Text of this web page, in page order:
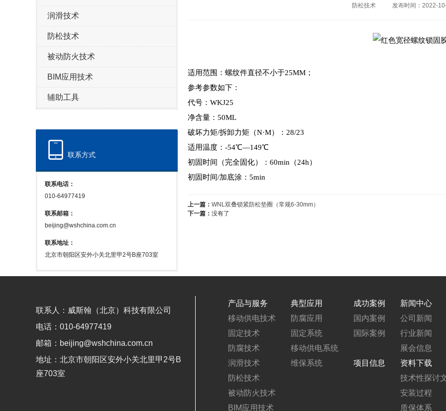
润滑技术
防松技术
被动防火技术
BIM应用技术
辅助工具
联系方式
联系电话：
010-64977419
联系邮箱：
beijing@wshchina.com.cn
联系地址：
北京市朝阳区安外小关北里甲2号B座703室
防松技术 发布时间：2022-
适用范围：螺纹件直径不小于25MM；
参考参数如下：
代号：WKJ25
净含量：50ML
破坏力矩/拆卸力矩（N·M）：28/23
适用温度：-54℃—149℃
初固时间（完全固化）：60min（24h）
初固时间/加底涂：5min
上一篇： WNL双叠锁紧防松垫圈（常规6-30mm）
下一篇： 没有了
联系人：威斯翰（北京）科技有限公司
电话：010-64977419
邮箱：beijing@wshchina.com.cn
地址：北京市朝阳区安外小关北里甲2号B
座703室
产品与服务
移动供电技术
固定技术
防腐技术
润滑技术
防松技术
被动防火技术
BIM应用技术
典型应用
防腐应用
固定系统
移动供电系统
维保系统
成功案例
国内案例
国际案例
新闻中心
公司新闻
行业新闻
展会信息
项目信息
资料下载
技术性探讨
安装过程
质保体系